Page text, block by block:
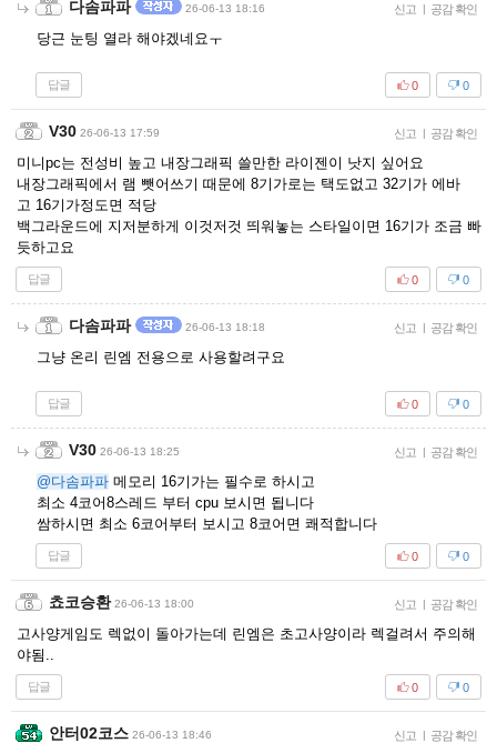
다솜파파 26-06-13 18:16 신고 | 공감 확인
당근 눈팅 열라 해야겠네요ㅜ
답글 0
0
V30 26-06-13 17:59 신고 | 공감 확인
미니pc는 전성비 높고 내장그래픽 쓸만한 라이젠이 낫지 싶어요
내장그래픽에서 램 뺏어쓰기 때문에 8기가로는 택도없고 32기가 에바
고 16기가정도면 적당
백그라운드에 지저분하게 이것저것 띄워놓는 스타일이면 16기가 조금 빠
듯하고요
답글 0
0
다솜파파 26-06-13 18:18 신고 | 공감 확인
그냥 온리 린엠 전용으로 사용할려구요
답글 0
0
V30 26-06-13 18:25 신고 | 공감 확인
@다솜파파 메모리 16기가는 필수로 하시고
최소 4코어8스레드 부터 cpu 보시면 됩니다
쌈하시면 최소 6코어부터 보시고 8코어면 쾌적합니다
답글 0
0
쵸코승환 26-06-13 18:00 신고 | 공감 확인
고사양게임도 렉없이 돌아가는데 린엠은 초고사양이라 렉걸려서 주의해
야됨..
답글 0
0
안터02코스 26-06-13 18:46 신고 | 공감 확인